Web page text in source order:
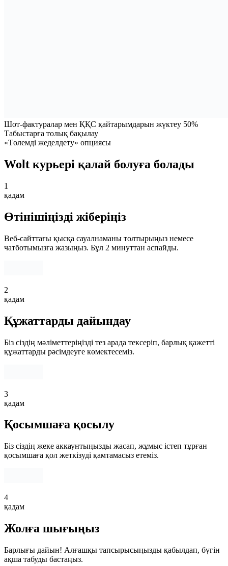
Шот-фактуралар мен ҚҚС қайтарымдарын жүктеу 50%
Табыстарға толық бақылау
«Төлемді жеделдету» опциясы
Wolt курьері қалай болуға болады
1
қадам
Өтінішіңізді жіберіңіз
Веб-сайттағы қысқа сауалнаманы толтырыңыз немесе
чатботымызға жазыңыз. Бұл 2 минуттан аспайды.
2
қадам
Құжаттарды дайындау
Біз сіздің мәліметтеріңізді тез арада тексеріп, барлық қажетті
құжаттарды рәсімдеуге көмектесеміз.
3
қадам
Қосымшаға қосылу
Біз сіздің жеке аккаунтыңызды жасап, жұмыс істеп тұрған
қосымшаға қол жеткізуді қамтамасыз етеміз.
4
қадам
Жолға шығыңыз
Барлығы дайын! Алғашқы тапсырысыңызды қабылдап, бүгін
ақша табуды бастаңыз.